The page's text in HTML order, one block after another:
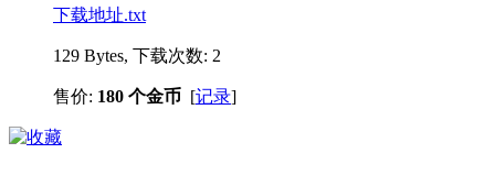
下载地址.txt
129 Bytes, 下载次数: 2
售价: 180 个金币 [记录]